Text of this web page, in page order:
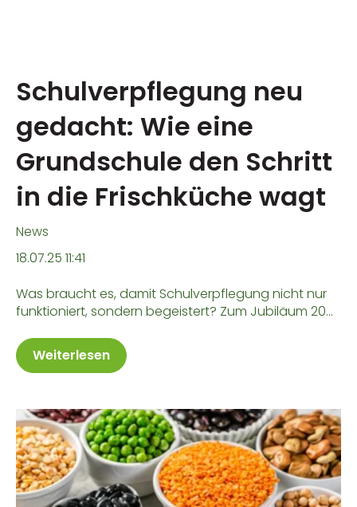
Schulverpflegung neu
gedacht: Wie eine
Grundschule den Schritt
in die Frischküche wagt
News
18.07.25 11:41
Was braucht es, damit Schulverpflegung nicht nur
funktioniert, sondern begeistert? Zum Jubiläum 20...
Weiterlesen